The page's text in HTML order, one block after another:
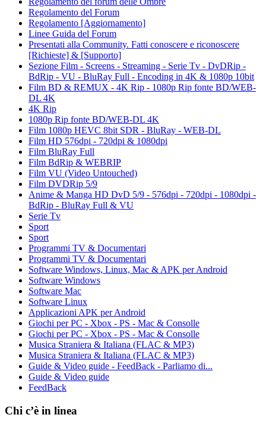
Regolamento del Forum
Regolamento [Aggiornamento]
Linee Guida del Forum
Presentati alla Community. Fatti conoscere e riconoscere
[Richieste] & [Supporto]
Sezione Film - Screens - Streaming - Serie Tv - DvDRip -
BdRip - VU - BluRay Full - Encoding in 4K & 1080p 10bit
Film BD & REMUX - 4K Rip - 1080p Rip fonte BD/WEB-
DL 4K
4K Rip
1080p Rip fonte BD/WEB-DL 4K
Film 1080p HEVC 8bit SDR - BluRay - WEB-DL
Film HD 576dpi - 720dpi & 1080dpi
Film BluRay Full
Film BdRip & WEBRIP
Film VU (Video Untouched)
Film DVDRip 5/9
Anime & Manga HD DvD 5/9 - 576dpi - 720dpi - 1080dpi -
BdRip - BluRay Full & VU
Serie Tv
Sport
Sport
Programmi TV & Documentari
Programmi TV & Documentari
Software Windows, Linux, Mac & APK per Android
Software Windows
Software Mac
Software Linux
Applicazioni APK per Android
Giochi per PC - Xbox - PS - Mac & Consolle
Giochi per PC - Xbox - PS - Mac & Consolle
Musica Straniera & Italiana (FLAC & MP3)
Musica Straniera & Italiana (FLAC & MP3)
Guide & Video guide - FeedBack - Parliamo di...
Guide & Video guide
FeedBack
Chi c’è in linea